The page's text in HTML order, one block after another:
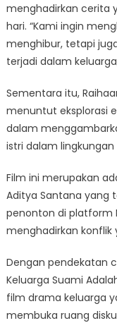
menghadirkan cerita
hari. “Kami ingin
menghibur, tetapi
terjadi dalam
Sementara itu,
menuntut eksplorasi
dalam
istri dalam lingkungan
Film ini merupakan
Aditya Santana yang
penonton di platform
menghadirkan konflik
Dengan pendekatan
Keluarga Suami
film drama keluarga
membuka ruang